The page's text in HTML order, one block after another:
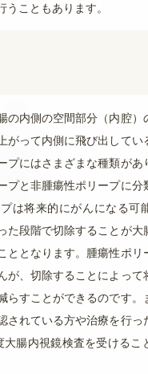
こともあります。
腸の内側の空間部分（内腔
がって内側に飛び出してい
プにはさまざまな種類があ
プと非腫瘍性ポリープに分
は将来的にがんになる可
た段階で切除することが大
ととなります。腫瘍性ポリ
が、切除することによって
らすことができるのです。
されている方や治療を行っ
腸内視鏡検査を受けるこ